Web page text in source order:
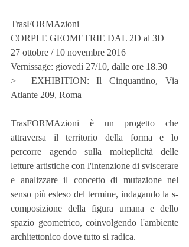
TrasFORMAzioni
CORPI E GEOMETRIE DAL 2D al 3D
27 ottobre / 10 novembre 2016
Vernissage: giovedì 27/10, dalle ore 18.30
>  EXHIBITION: Il Cinquantino, Via
Atlante 209, Roma
TrasFORMAzioni è un progetto che
attraversa il territorio della forma e lo
percorre agendo sulla molteplicità delle
letture artistiche con l'intenzione di sviscerare
e analizzare il concetto di mutazione nel
senso più esteso del termine, indagando la s-
composizione della figura umana e dello
spazio geometrico, coinvolgendo l'ambiente
architettonico dove tutto si radica.